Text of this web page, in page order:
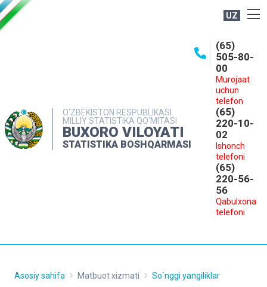
UZ
O‘ZBEKISTON RESPUBLIKASI
MILLIY STATISTIKA QO‘MITASI
BUXORO VILOYATI
STATISTIKA BOSHQARMASI
(65)
505-80-
00
Murojaat
uchun
telefon
(65)
220-10-
02
Ishonch
telefoni
(65)
220-56-
56
Qabulxona
telefoni
MATBUOT XIZMATI
MUROJAATLAR
Asosiy sahifa Matbuot xizmati So`nggi yangiliklar